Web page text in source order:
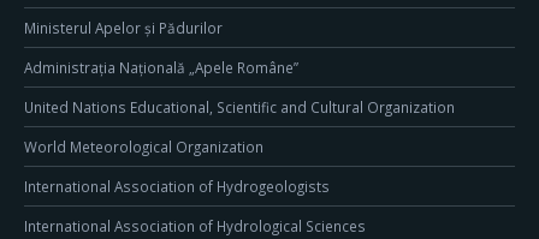
Ministerul Apelor și Pădurilor
Administrația Națională „Apele Române”
United Nations Educational, Scientific and Cultural Organization
World Meteorological Organization
International Association of Hydrogeologists
International Association of Hydrological Sciences